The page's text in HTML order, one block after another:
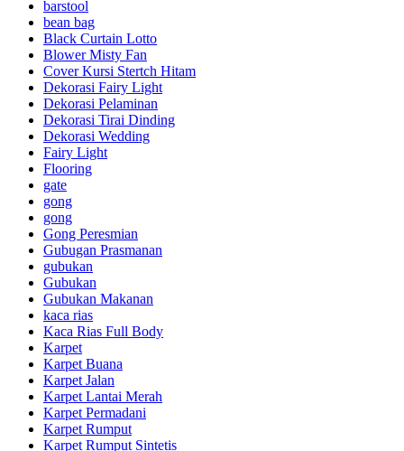
barstool
bean bag
Black Curtain Lotto
Blower Misty Fan
Cover Kursi Stertch Hitam
Dekorasi Fairy Light
Dekorasi Pelaminan
Dekorasi Tirai Dinding
Dekorasi Wedding
Fairy Light
Flooring
gate
gong
gong
Gong Peresmian
Gubugan Prasmanan
gubukan
Gubukan
Gubukan Makanan
kaca rias
Kaca Rias Full Body
Karpet
Karpet Buana
Karpet Jalan
Karpet Lantai Merah
Karpet Permadani
Karpet Rumput
Karpet Rumput Sintetis